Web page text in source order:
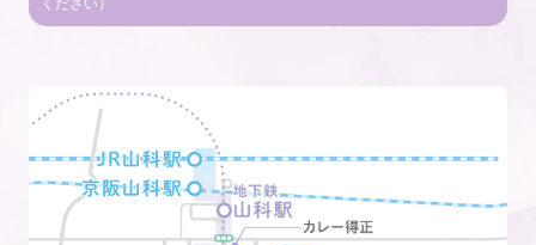
ください）